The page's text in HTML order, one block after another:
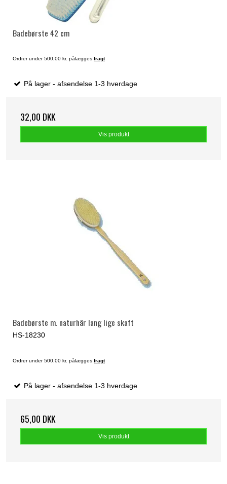
Badebørste 42 cm
Ordrer under 500,00 kr. pålægges fragt
På lager - afsendelse 1-3 hverdage
32,00 DKK
Vis produkt
Badebørste m. naturhår lang lige skaft
HS-18230
Ordrer under 500,00 kr. pålægges fragt
På lager - afsendelse 1-3 hverdage
65,00 DKK
Vis produkt